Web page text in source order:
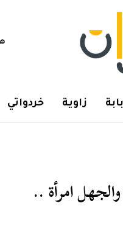
زاوية خردواتي
امرأة ..